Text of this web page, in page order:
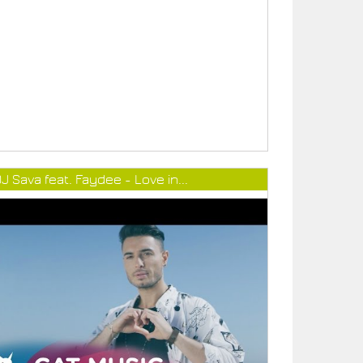
Sava feat. Faydee - Love in...